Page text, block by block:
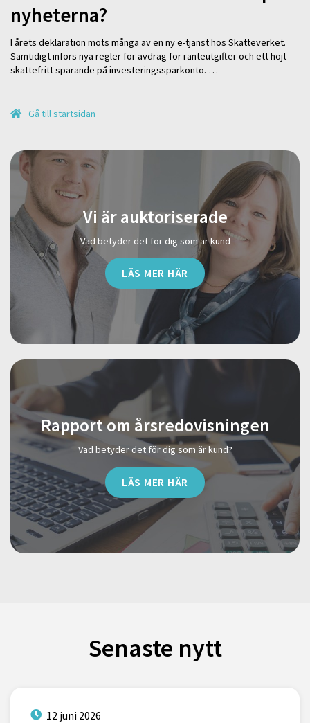
nyheterna?
I årets deklaration möts många av en ny e-tjänst hos Skatteverket.
Samtidigt införs nya regler för avdrag för ränteutgifter och ett höjt
skattefritt sparande på investeringssparkonto. …
Gå till startsidan
Vi är auktoriserade
Vad betyder det för dig som är kund
LÄS MER HÄR
Rapport om årsredovisningen
Vad betyder det för dig som är kund?
LÄS MER HÄR
Senaste nytt
12 juni 2026